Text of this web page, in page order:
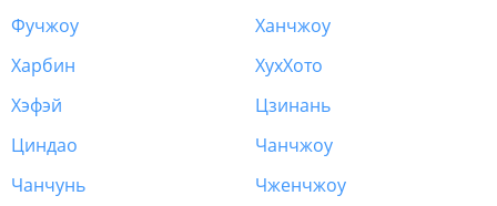
Фучжоу
Ханчжоу
Харбин
ХухХото
Хэфэй
Цзинань
Циндао
Чанчжоу
Чанчунь
Чженчжоу